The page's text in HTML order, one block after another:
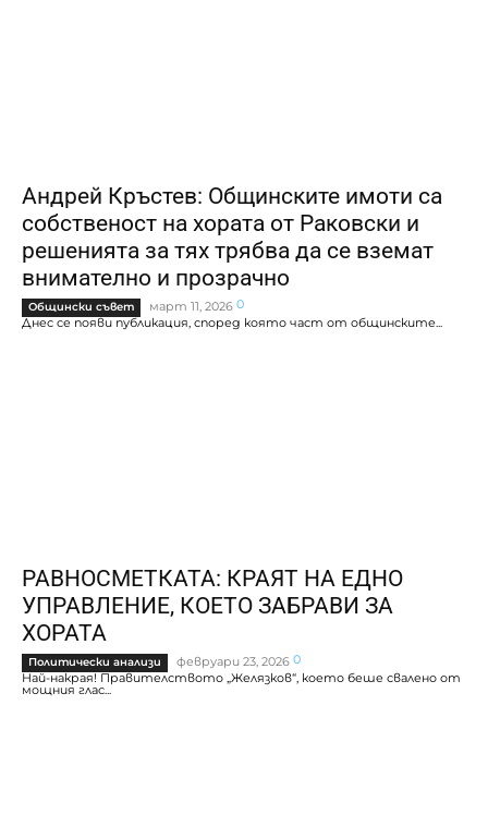
Андрей Кръстев: Общинските имоти са
собственост на хората от Раковски и
решенията за тях трябва да се вземат
внимателно и прозрачно
Общински съвет март 11, 2026 0
Днес се появи публикация, според която част от общинските...
РАВНОСМЕТКАТА: КРАЯТ НА ЕДНО
УПРАВЛЕНИЕ, КОЕТО ЗАБРАВИ ЗА
ХОРАТА
Политически анализи февруари 23, 2026 0
Най-накрая! Правителството „Желязков“, което беше свалено от
мощния глас...